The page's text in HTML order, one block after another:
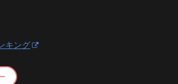
キング